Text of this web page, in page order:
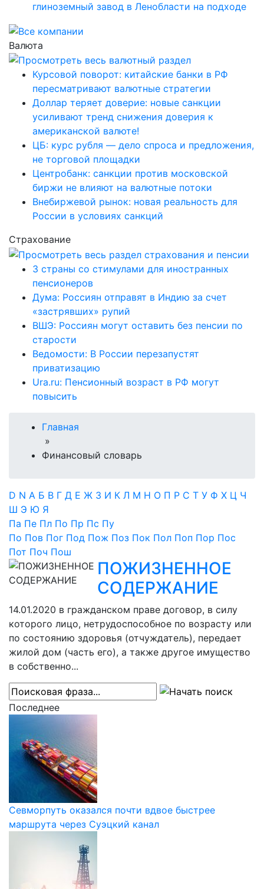
глиноземный завод в Ленобласти на подходе
Валюта
Курсовой поворот: китайские банки в РФ
пересматривают валютные стратегии
Доллар теряет доверие: новые санкции
усиливают тренд снижения доверия к
американской валюте!
ЦБ: курс рубля — дело спроса и предложения,
не торговой площадки
Центробанк: санкции против московской
биржи не влияют на валютные потоки
Внебиржевой рынок: новая реальность для
России в условиях санкций
Страхование
3 страны со стимулами для иностранных
пенсионеров
Дума: Россиян отправят в Индию за счет
«застрявших» рупий
ВШЭ: Россиян могут оставить без пенсии по
старости
Ведомости: В России перезапустят
приватизацию
Ura.ru: Пенсионный возраст в РФ могут
повысить
Главная
»
Финансовый словарь
D N А Б В Г Д Е Ж З И К Л М Н О П Р С Т У Ф Х Ц Ч
Ш Э Ю Я
Па Пе Пл По Пр Пс Пу
По Пов Пог Под Пож Поз Пок Пол Поп Пор Пос
Пот Поч Пош
ПОЖИЗНЕННОЕ
СОДЕРЖАНИЕ
14.01.2020 в гражданском праве договор, в силу
которого лицо, нетрудоспособное по возрасту или
по состоянию здоровья (отчуждатель), передает
жилой дом (часть его), а также другое имущество
в собственно...
Последнее
Севморпуть оказался почти вдвое быстрее
маршрута через Суэцкий канал